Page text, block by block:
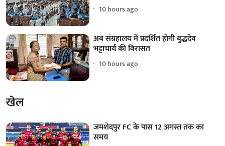
10 hours ago
अब संग्रहालय में प्रदर्शित होगी बुद्धदेव
भट्टाचार्य की विरासत
10 hours ago
खेल
जमशेदपुर FC के पास 12 अगस्त तक का
समय